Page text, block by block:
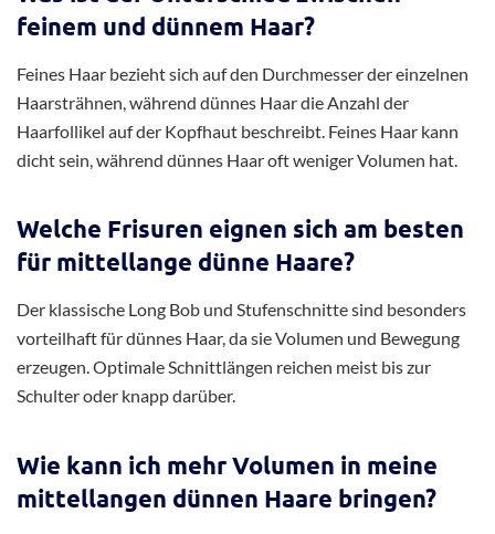
feinem und dünnem Haar?
Feines Haar bezieht sich auf den Durchmesser der einzelnen
Haarsträhnen, während dünnes Haar die Anzahl der
Haarfollikel auf der Kopfhaut beschreibt. Feines Haar kann
dicht sein, während dünnes Haar oft weniger Volumen hat.
Welche Frisuren eignen sich am besten
für mittellange dünne Haare?
Der klassische Long Bob und Stufenschnitte sind besonders
vorteilhaft für dünnes Haar, da sie Volumen und Bewegung
erzeugen. Optimale Schnittlängen reichen meist bis zur
Schulter oder knapp darüber.
Wie kann ich mehr Volumen in meine
mittellangen dünnen Haare bringen?